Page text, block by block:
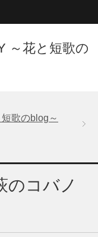
～花と短歌の
歌のblog～
のコバノ